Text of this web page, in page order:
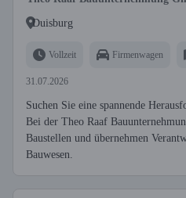
Duisburg
Vollzeit Firmenwagen
31.07.2026
Suchen Sie eine spannende
Bei der Theo Raaf
Baustellen und übernehmen
Bauwesen.